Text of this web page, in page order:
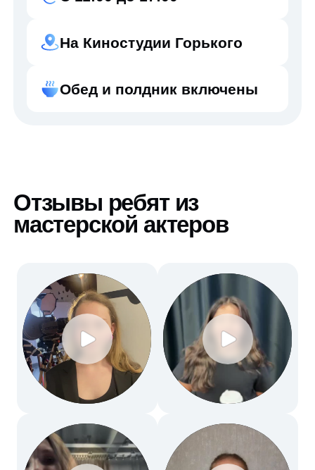
Хотите подробнее
узнать о программе
мастерской
Ответим на все ваши вопросы —
оставьте заявку или напишите
намв MAX